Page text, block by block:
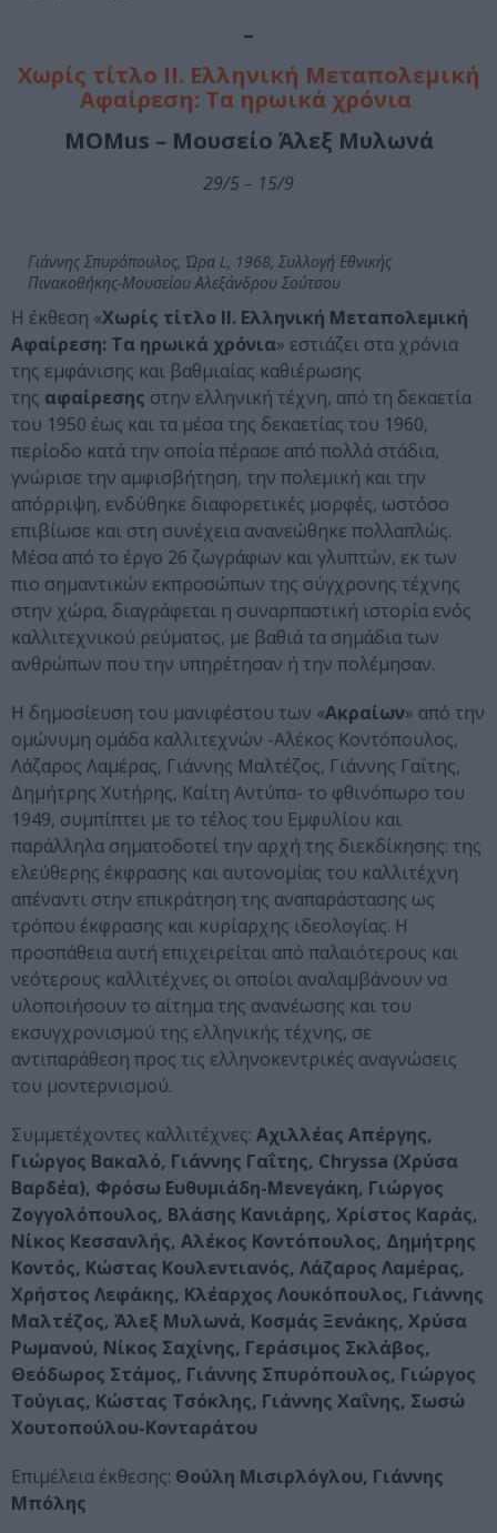
–
Χωρίς τίτλο ΙΙ. Ελληνική Μεταπολεμική
Αφαίρεση: Τα ηρωικά χρόνια
MOMus – Μουσείο Άλεξ Μυλωνά
29/5 – 15/9
Γιάννης Σπυρόπουλος, Ώρα L, 1968, Συλλογή Εθνικής
Πινακοθήκης-Μουσείου Αλεξάνδρου Σούτσου
Η έκθεση «Χωρίς τίτλο ΙΙ. Ελληνική Μεταπολεμική
Αφαίρεση: Τα ηρωικά χρόνια» εστιάζει στα χρόνια
της εμφάνισης και βαθμιαίας καθιέρωσης
της αφαίρεσης στην ελληνική τέχνη, από τη δεκαετία
του 1950 έως και τα μέσα της δεκαετίας του 1960,
περίοδο κατά την οποία πέρασε από πολλά στάδια,
γνώρισε την αμφισβήτηση, την πολεμική και την
απόρριψη, ενδύθηκε διαφορετικές μορφές, ωστόσο
επιβίωσε και στη συνέχεια ανανεώθηκε πολλαπλώς.
Μέσα από το έργο 26 ζωγράφων και γλυπτών, εκ των
πιο σημαντικών εκπροσώπων της σύγχρονης τέχνης
στην χώρα, διαγράφεται η συναρπαστική ιστορία ενός
καλλιτεχνικού ρεύματος, με βαθιά τα σημάδια των
ανθρώπων που την υπηρέτησαν ή την πολέμησαν.
Η δημοσίευση του μανιφέστου των «Ακραίων» από την
ομώνυμη ομάδα καλλιτεχνών -Αλέκος Κοντόπουλος,
Λάζαρος Λαμέρας, Γιάννης Μαλτέζος, Γιάννης Γαΐτης,
Δημήτρης Χυτήρης, Καίτη Αντύπα- το φθινόπωρο του
1949, συμπίπτει με το τέλος του Εμφυλίου και
παράλληλα σηματοδοτεί την αρχή της διεκδίκησης: της
ελεύθερης έκφρασης και αυτονομίας του καλλιτέχνη
απέναντι στην επικράτηση της αναπαράστασης ως
τρόπου έκφρασης και κυρίαρχης ιδεολογίας. Η
προσπάθεια αυτή επιχειρείται από παλαιότερους και
νεότερους καλλιτέχνες οι οποίοι αναλαμβάνουν να
υλοποιήσουν το αίτημα της ανανέωσης και του
εκσυγχρονισμού της ελληνικής τέχνης, σε
αντιπαράθεση προς τις ελληνοκεντρικές αναγνώσεις
του μοντερνισμού.
Συμμετέχοντες καλλιτέχνες: Αχιλλέας Απέργης,
Γιώργος Βακαλό, Γιάννης Γαΐτης, Chryssa (Χρύσα
Βαρδέα), Φρόσω Ευθυμιάδη-Μενεγάκη, Γιώργος
Ζογγολόπουλος, Βλάσης Κανιάρης, Χρίστος Καράς,
Νίκος Κεσσανλής, Αλέκος Κοντόπουλος, Δημήτρης
Κοντός, Κώστας Κουλεντιανός, Λάζαρος Λαμέρας,
Χρήστος Λεφάκης, Κλέαρχος Λουκόπουλος, Γιάννης
Μαλτέζος, Άλεξ Μυλωνά, Κοσμάς Ξενάκης, Χρύσα
Ρωμανού, Νίκος Σαχίνης, Γεράσιμος Σκλάβος,
Θεόδωρος Στάμος, Γιάννης Σπυρόπουλος, Γιώργος
Τούγιας, Κώστας Τσόκλης, Γιάννης Χαΐνης, Σωσώ
Χουτοπούλου-Κονταράτου
Επιμέλεια έκθεσης: Θούλη Μισιρλόγλου, Γιάννης
Μπόλης